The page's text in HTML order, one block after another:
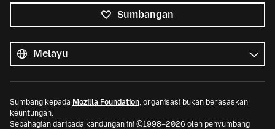
Sumbangan
bahasa
Bahasa
Sumbang kepada Mozilla Foundation, organisasi bukan berasaskan
keuntungan.
Sebahagian daripada kandungan ini ©1998–2026 oleh penyumbang